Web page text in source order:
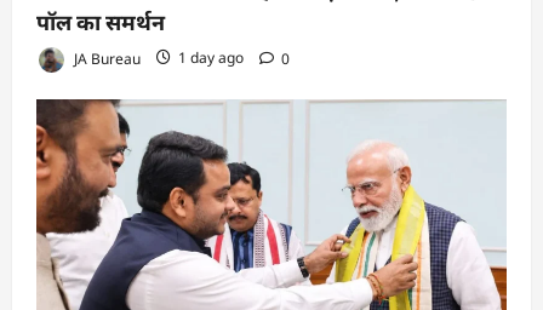
पॉल का समर्थन
JA Bureau 1 day ago 0